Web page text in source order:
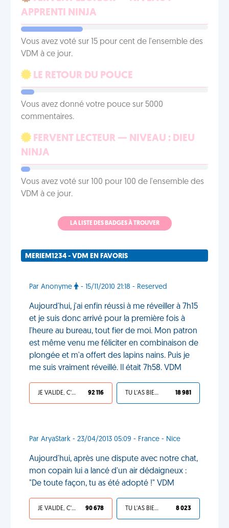
APPRENTI NINJA
Vous avez voté sur 15 pour cent de l'ensemble des
VDM à ce jour.
LE RETOUR DU POUCE
Vous avez donné votre pouce sur 5000
commentaires.
FERVENT LECTEUR — NIVEAU : DIEU
NINJA
Vous avez voté sur 100 pour 100 de l'ensemble des
VDM à ce jour.
LA LISTE DES BADGES À TROUVER
MERIEM1234 - VDM EN FAVORIS
Par Anonyme - 15/11/2010 21:18 - Reserved
Aujourd'hui, j'ai enfin réussi à me réveiller à 7h15
et je suis donc arrivé pour la première fois à
l'heure au bureau, tout fier de moi. Mon patron
est même venu me féliciter en combinaison de
plongée et m'a offert des lapins nains. Puis je
me suis vraiment réveillé. Il était 7h58. VDM
JE VALIDE, C'EST UNE VDM 92 116 TU L'AS BIEN MÉRITÉ 18 981
Par AryaStark - 23/04/2013 05:09 - France - Nice
Aujourd'hui, après une dispute avec notre chat,
mon copain lui a lancé d'un air dédaigneux :
"De toute façon, tu as été adopté !" VDM
JE VALIDE, C'EST UNE VDM 90 678 TU L'AS BIEN MÉRITÉ 8 023